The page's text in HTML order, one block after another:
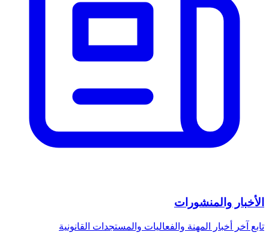
الأخبار والمنشورات
تابع آخر أخبار المهنة والفعاليات والمستجدات القانونية